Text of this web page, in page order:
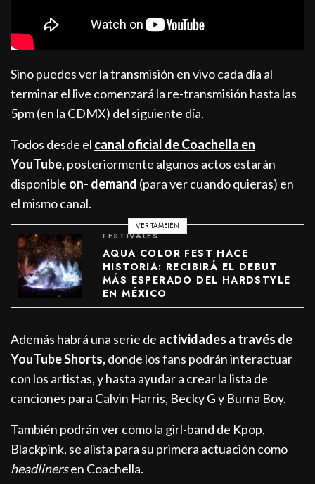
Sino puedes ver la transmisión en vivo cada día al
terminar el live comenzará la re-transmisión hasta las
5pm (en la CDMX) del siguiente día.
Todos desde el canal oficial de Coachella en
YouTube, posteriormente algunos actos estarán
disponible on- demand (para ver cuando quieras) en
el mismo canal.
VER TAMBIÉN
FESTIVALES
AQUA COLOR FEST HACE
HISTORIA: RECIBIRÁ EL DEBUT
MÁS ESPERADO DEL HARDSTYLE
EN MÉXICO
Además habrá una serie de actividades a través de
YouTube Shorts,donde los fans podrán interactuar
con los artistas, y hasta ayudar a crear la lista de
canciones para Calvin Harris, Becky G y Burna Boy.
También podrán ver como la girl-band de Kpop,
Blackpink, se alista para su primera actuación como
headlinersen Coachella.